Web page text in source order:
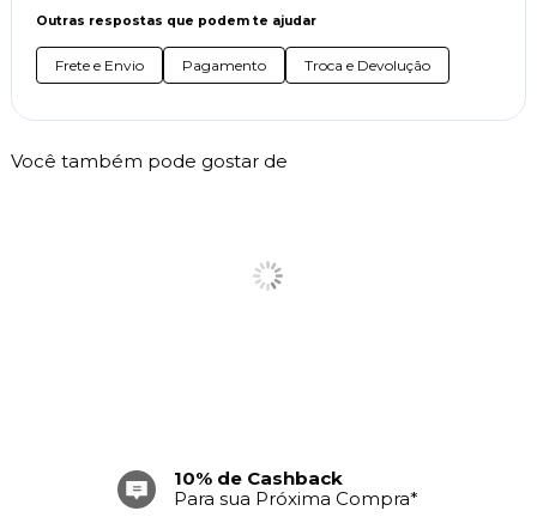
Outras respostas que podem te ajudar
Frete e Envio Pagamento Troca e Devolução
Você também pode gostar de
10% de Cashback
Para sua Próxima Compra*